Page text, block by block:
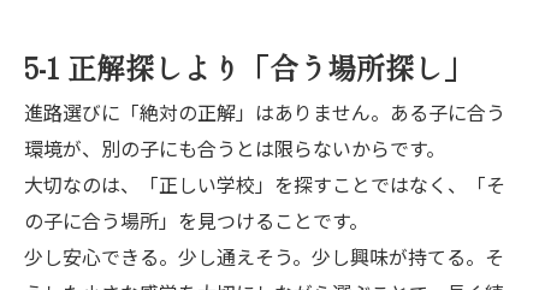
5-1 正解探しより「合う場所探し」
進路選びに「絶対の正解」はありません。ある子に合う
環境が、別の子にも合うとは限らないからです。
大切なのは、「正しい学校」を探すことではなく、「そ
の子に合う場所」を見つけることです。
少し安心できる。少し通えそう。少し興味が持てる。そ